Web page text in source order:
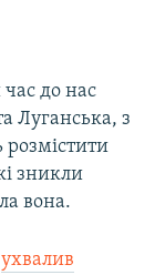
до нас
Луганська, з
розмістити
зникли
вона.
ухвалив